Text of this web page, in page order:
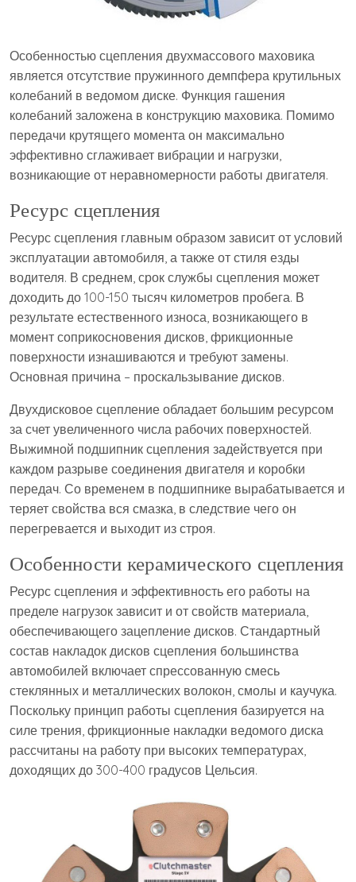
Особенностью сцепления двухмассового маховика
является отсутствие пружинного демпфера крутильных
колебаний в ведомом диске. Функция гашения
колебаний заложена в конструкцию маховика. Помимо
передачи крутящего момента он максимально
эффективно сглаживает вибрации и нагрузки,
возникающие от неравномерности работы двигателя.
Ресурс сцепления
Ресурс сцепления главным образом зависит от условий
эксплуатации автомобиля, а также от стиля езды
водителя. В среднем, срок службы сцепления может
доходить до 100-150 тысяч километров пробега. В
результате естественного износа, возникающего в
момент соприкосновения дисков, фрикционные
поверхности изнашиваются и требуют замены.
Основная причина – проскальзывание дисков.
Двухдисковое сцепление обладает большим ресурсом
за счет увеличенного числа рабочих поверхностей.
Выжимной подшипник сцепления задействуется при
каждом разрыве соединения двигателя и коробки
передач. Со временем в подшипнике вырабатывается и
теряет свойства вся смазка, в следствие чего он
перегревается и выходит из строя.
Особенности керамического сцепления
Ресурс сцепления и эффективность его работы на
пределе нагрузок зависит и от свойств материала,
обеспечивающего зацепление дисков. Стандартный
состав накладок дисков сцепления большинства
автомобилей включает спрессованную смесь
стеклянных и металлических волокон, смолы и каучука.
Поскольку принцип работы сцепления базируется на
силе трения, фрикционные накладки ведомого диска
рассчитаны на работу при высоких температурах,
доходящих до 300-400 градусов Цельсия.